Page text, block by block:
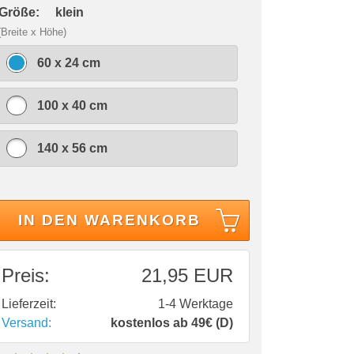
klein
x Höhe)
60 x 24 cm
100 x 40 cm
140 x 56 cm
IN DEN WARENKORB
Preis: 21,95 EUR
Lieferzeit:
1-4 Werktage
Versand:
kostenlos ab 49€ (D)